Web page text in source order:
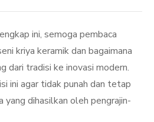
ini, semoga pembaca
kriya keramik dan bagaimana
dari tradisi ke inovasi modern.
ini agar tidak punah dan tetap
yang dihasilkan oleh pengrajin-